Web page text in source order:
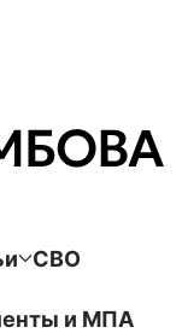
СВО
и МПА